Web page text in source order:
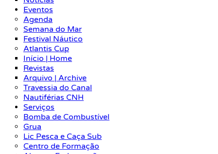
Eventos
Agenda
Semana do Mar
Festival Náutico
Atlantis Cup
Início | Home
Revistas
Arquivo | Archive
Travessia do Canal
Nautiférias CNH
Serviços
Bomba de Combustível
Grua
Lic Pesca e Caça Sub
Centro de Formação